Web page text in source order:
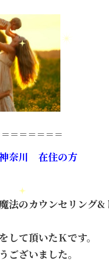
＝＝＝＝＝＝
奈川 在住の方
法のカウンセリング
して頂いたＫです。
ございました。